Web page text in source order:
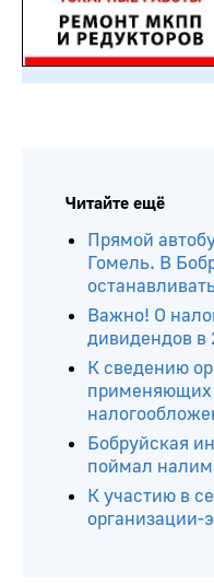
Читайте ещё
Прямой
Гомель. В
Важно! О
дивидендов в
К сведению
Бобруйская
поймал
К участию в
организации-